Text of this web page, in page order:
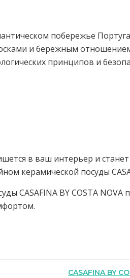
побережье
и бережным
принципов и
в ваш интерьер и
керамической посуды
CASAFINA BY COSTA
CASAFINA BY